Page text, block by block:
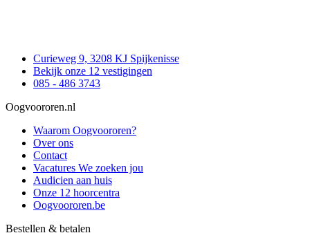
Curieweg 9, 3208 KJ Spijkenisse
Bekijk onze 12 vestigingen
085 - 486 3743
Oogvoororen.nl
Waarom Oogvoororen?
Over ons
Contact
Vacatures We zoeken jou
Audicien aan huis
Onze 12 hoorcentra
Oogvoororen.be
Bestellen & betalen